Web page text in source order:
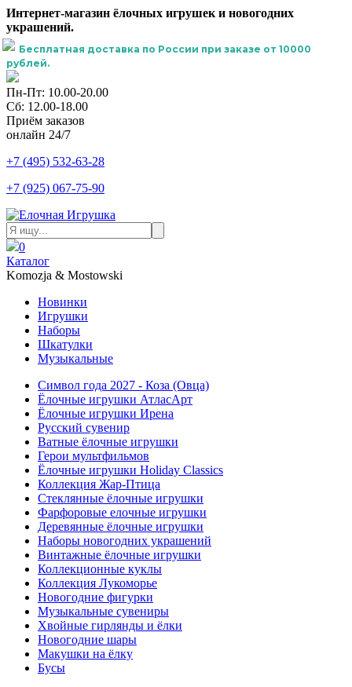
Интернет-магазин ёлочных игрушек и новогодних
украшений.
Бесплатная доставка по России при заказе от 10000
рублей.
Пн-Пт: 10.00-20.00
Сб: 12.00-18.00
Приём заказов
онлайн 24/7
+7 (495) 532-63-28
+7 (925) 067-75-90
0
Каталог
Komozja & Mostowski
Новинки
Игрушки
Наборы
Шкатулки
Музыкальные
Символ года 2027 - Коза (Овца)
Ёлочные игрушки АтласАрт
Ёлочные игрушки Ирена
Русский сувенир
Ватные ёлочные игрушки
Герои мультфильмов
Ёлочные игрушки Holiday Classics
Коллекция Жар-Птица
Стеклянные ёлочные игрушки
Фарфоровые елочные игрушки
Деревянные ёлочные игрушки
Наборы новогодних украшений
Винтажные ёлочные игрушки
Коллекционные куклы
Коллекция Лукоморье
Новогодние фигурки
Музыкальные сувениры
Хвойные гирлянды и ёлки
Новогодние шары
Макушки на ёлку
Бусы